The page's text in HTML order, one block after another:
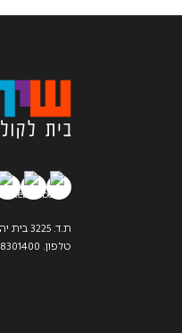
ת.ד. 3225 בית יהושע 40591
טלפון. 09-8301400